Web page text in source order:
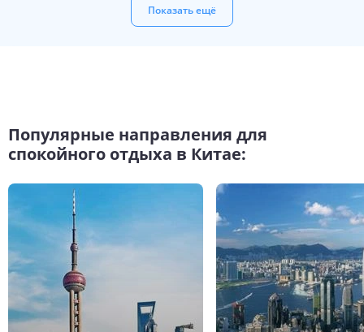
Показать ещё
Популярные направления для
спокойного отдыха в Китае: